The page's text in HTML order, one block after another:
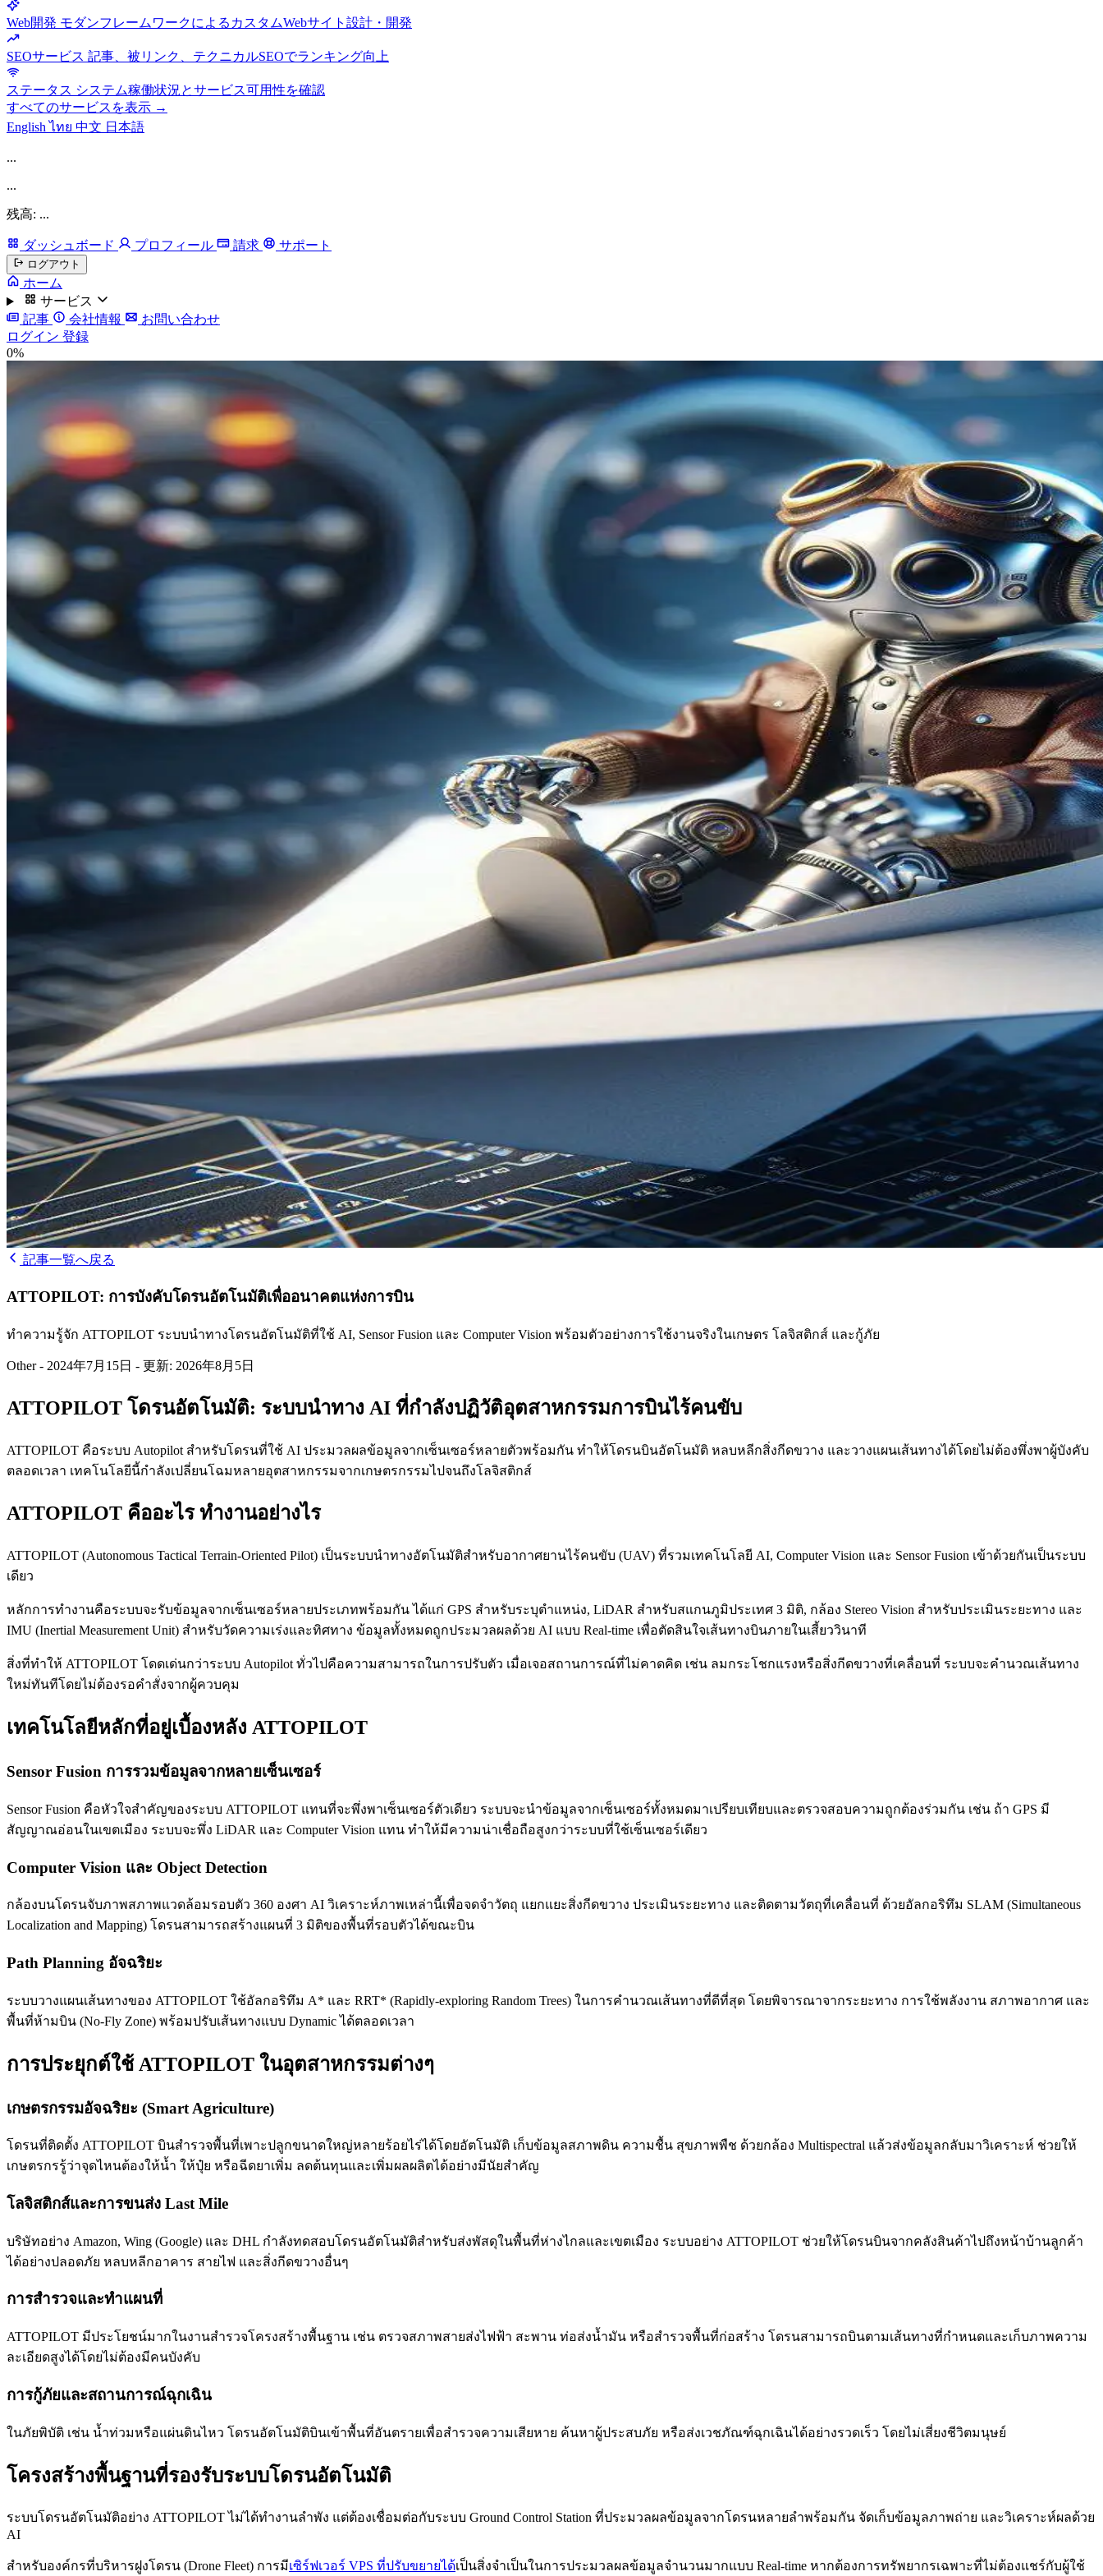
Web開発 モダンフレームワークによるカスタムWebサイト設計・開発
SEOサービス 記事、被リンク、テクニカルSEOでランキング向上
ステータス システム稼働状況とサービス可用性を確認
すべてのサービスを表示 →
Englishไทย 中文 日本語
...
...
残高: ...
ダッシュボード プロフィール 請求 サポート
ログアウト
ホーム
サービス
記事
会社情報
お問い合わせ
ログイン 登録
0%
記事一覧へ戻る
ATTOPILOT: การบังคับโดรนอัตโนมัติเพื่ออนาคตแห่งการบิน
ทำความรู้จัก ATTOPILOT ระบบนำทางโดรนอัตโนมัติที่ใช้ AI, Sensor Fusion และ Computer Vision พร้อมตัวอย่างการใช้งานจริงในเกษตร โลจิสติกส์ และกู้ภัย
Other- 2024年7月15日 - 更新: 2026年8月5日
ATTOPILOT โดรนอัตโนมัติ: ระบบนำทาง AI ที่กำลังปฏิวัติอุตสาหกรรมการบินไร้คนขับ
ATTOPILOT คือระบบ Autopilot สำหรับโดรนที่ใช้ AI ประมวลผลข้อมูลจากเซ็นเซอร์หลายตัวพร้อมกัน ทำให้โดรนบินอัตโนมัติ หลบหลีกสิ่งกีดขวาง และวางแผนเส้นทางได้โดยไม่ต้องพึ่งพาผู้บังคับ
ตลอดเวลา เทคโนโลยีนี้กำลังเปลี่ยนโฉมหลายอุตสาหกรรมจากเกษตรกรรมไปจนถึงโลจิสติกส์
ATTOPILOT คืออะไร ทำงานอย่างไร
ATTOPILOT (Autonomous Tactical Terrain-Oriented Pilot) เป็นระบบนำทางอัตโนมัติสำหรับอากาศยานไร้คนขับ (UAV) ที่รวมเทคโนโลยี AI, Computer Vision และ Sensor Fusion เข้าด้วยกันเป็นระบบ
เดียว
หลักการทำงานคือระบบจะรับข้อมูลจากเซ็นเซอร์หลายประเภทพร้อมกัน ได้แก่ GPS สำหรับระบุตำแหน่ง, LiDAR สำหรับสแกนภูมิประเทศ 3 มิติ, กล้อง Stereo Vision สำหรับประเมินระยะทาง และ
IMU (Inertial Measurement Unit) สำหรับวัดความเร่งและทิศทาง ข้อมูลทั้งหมดถูกประมวลผลด้วย AI แบบ Real-time เพื่อตัดสินใจเส้นทางบินภายในเสี้ยววินาที
สิ่งที่ทำให้ ATTOPILOT โดดเด่นกว่าระบบ Autopilot ทั่วไปคือความสามารถในการปรับตัว เมื่อเจอสถานการณ์ที่ไม่คาดคิด เช่น ลมกระโชกแรงหรือสิ่งกีดขวางที่เคลื่อนที่ ระบบจะคำนวณเส้นทาง
ใหม่ทันทีโดยไม่ต้องรอคำสั่งจากผู้ควบคุม
เทคโนโลยีหลักที่อยู่เบื้องหลัง ATTOPILOT
Sensor Fusion การรวมข้อมูลจากหลายเซ็นเซอร์
Sensor Fusion คือหัวใจสำคัญของระบบ ATTOPILOT แทนที่จะพึ่งพาเซ็นเซอร์ตัวเดียว ระบบจะนำข้อมูลจากเซ็นเซอร์ทั้งหมดมาเปรียบเทียบและตรวจสอบความถูกต้องร่วมกัน เช่น ถ้า GPS มี
สัญญาณอ่อนในเขตเมือง ระบบจะพึ่ง LiDAR และ Computer Vision แทน ทำให้มีความน่าเชื่อถือสูงกว่าระบบที่ใช้เซ็นเซอร์เดียว
Computer Vision และ Object Detection
กล้องบนโดรนจับภาพสภาพแวดล้อมรอบตัว 360 องศา AI วิเคราะห์ภาพเหล่านี้เพื่อจดจำวัตถุ แยกแยะสิ่งกีดขวาง ประเมินระยะทาง และติดตามวัตถุที่เคลื่อนที่ ด้วยอัลกอริทึม SLAM (Simultaneous
Localization and Mapping) โดรนสามารถสร้างแผนที่ 3 มิติของพื้นที่รอบตัวได้ขณะบิน
Path Planning อัจฉริยะ
ระบบวางแผนเส้นทางของ ATTOPILOT ใช้อัลกอริทึม A* และ RRT* (Rapidly-exploring Random Trees) ในการคำนวณเส้นทางที่ดีที่สุด โดยพิจารณาจากระยะทาง การใช้พลังงาน สภาพอากาศ และ
พื้นที่ห้ามบิน (No-Fly Zone) พร้อมปรับเส้นทางแบบ Dynamic ได้ตลอดเวลา
การประยุกต์ใช้ ATTOPILOT ในอุตสาหกรรมต่างๆ
เกษตรกรรมอัจฉริยะ (Smart Agriculture)
โดรนที่ติดตั้ง ATTOPILOT บินสำรวจพื้นที่เพาะปลูกขนาดใหญ่หลายร้อยไร่ได้โดยอัตโนมัติ เก็บข้อมูลสภาพดิน ความชื้น สุขภาพพืช ด้วยกล้อง Multispectral แล้วส่งข้อมูลกลับมาวิเคราะห์ ช่วยให้
เกษตรกรรู้ว่าจุดไหนต้องให้น้ำ ให้ปุ๋ย หรือฉีดยาเพิ่ม ลดต้นทุนและเพิ่มผลผลิตได้อย่างมีนัยสำคัญ
โลจิสติกส์และการขนส่ง Last Mile
บริษัทอย่าง Amazon, Wing (Google) และ DHL กำลังทดสอบโดรนอัตโนมัติสำหรับส่งพัสดุในพื้นที่ห่างไกลและเขตเมือง ระบบอย่าง ATTOPILOT ช่วยให้โดรนบินจากคลังสินค้าไปถึงหน้าบ้านลูกค้า
ได้อย่างปลอดภัย หลบหลีกอาคาร สายไฟ และสิ่งกีดขวางอื่นๆ
การสำรวจและทำแผนที่
ATTOPILOT มีประโยชน์มากในงานสำรวจโครงสร้างพื้นฐาน เช่น ตรวจสภาพสายส่งไฟฟ้า สะพาน ท่อส่งน้ำมัน หรือสำรวจพื้นที่ก่อสร้าง โดรนสามารถบินตามเส้นทางที่กำหนดและเก็บภาพความ
ละเอียดสูงได้โดยไม่ต้องมีคนบังคับ
การกู้ภัยและสถานการณ์ฉุกเฉิน
ในภัยพิบัติ เช่น น้ำท่วมหรือแผ่นดินไหว โดรนอัตโนมัติบินเข้าพื้นที่อันตรายเพื่อสำรวจความเสียหาย ค้นหาผู้ประสบภัย หรือส่งเวชภัณฑ์ฉุกเฉินได้อย่างรวดเร็ว โดยไม่เสี่ยงชีวิตมนุษย์
โครงสร้างพื้นฐานที่รองรับระบบโดรนอัตโนมัติ
ระบบโดรนอัตโนมัติอย่าง ATTOPILOT ไม่ได้ทำงานลำพัง แต่ต้องเชื่อมต่อกับระบบ Ground Control Station ที่ประมวลผลข้อมูลจากโดรนหลายลำพร้อมกัน จัดเก็บข้อมูลภาพถ่าย และวิเคราะห์ผลด้วย
AI
สำหรับองค์กรที่บริหารฝูงโดรน (Drone Fleet) การมีเซิร์ฟเวอร์ VPS ที่ปรับขยายได้เป็นสิ่งจำเป็นในการประมวลผลข้อมูลจำนวนมากแบบ Real-time หากต้องการทรัพยากรเฉพาะที่ไม่ต้องแชร์กับผู้ใช้